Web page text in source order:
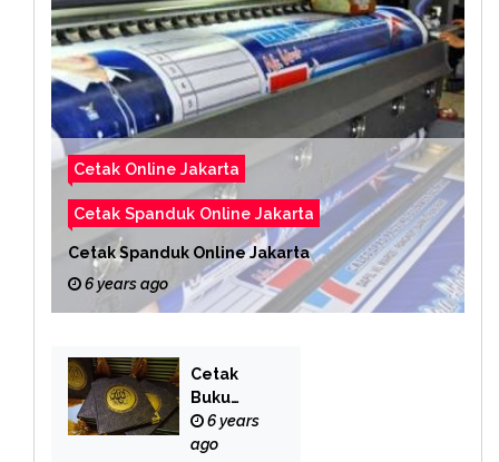
Cetak Online Jakarta
Cetak Spanduk Online Jakarta
Cetak Spanduk Online Jakarta
6 years ago
Cetak
Buku
Yasin
Online
6 years
ago